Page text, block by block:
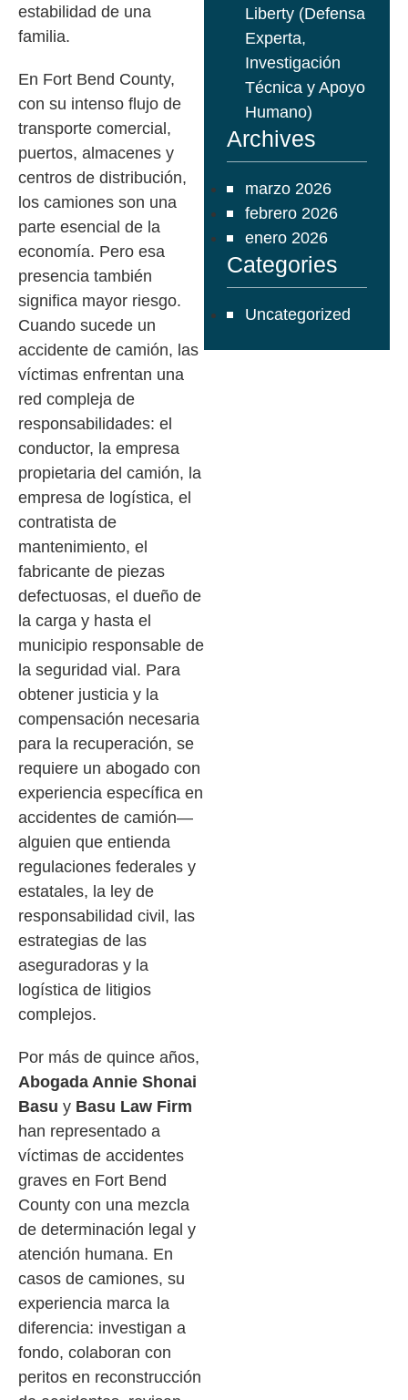
estabilidad de una
familia.
En Fort Bend County,
con su intenso flujo de
transporte comercial,
puertos, almacenes y
centros de distribución,
los camiones son una
parte esencial de la
economía. Pero esa
presencia también
significa mayor riesgo.
Cuando sucede un
accidente de camión, las
víctimas enfrentan una
red compleja de
responsabilidades: el
conductor, la empresa
propietaria del camión, la
empresa de logística, el
contratista de
mantenimiento, el
fabricante de piezas
defectuosas, el dueño de
la carga y hasta el
municipio responsable de
la seguridad vial. Para
obtener justicia y la
compensación necesaria
para la recuperación, se
requiere un abogado con
experiencia específica en
accidentes de camión—
alguien que entienda
regulaciones federales y
estatales, la ley de
responsabilidad civil, las
estrategias de las
aseguradoras y la
logística de litigios
complejos.
Por más de quince años,
Abogada Annie Shonai
Basu y Basu Law Firm
han representado a
víctimas de accidentes
graves en Fort Bend
County con una mezcla
de determinación legal y
atención humana. En
casos de camiones, su
experiencia marca la
diferencia: investigan a
fondo, colaboran con
peritos en reconstrucción
Liberty (Defensa
Experta,
Investigación
Técnica y Apoyo
Humano)
Archives
marzo 2026
febrero 2026
enero 2026
Categories
Uncategorized